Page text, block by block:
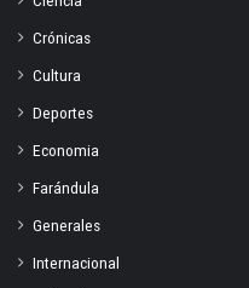
Crónicas
Cultura
Deportes
Economia
Farándula
Generales
Internacional